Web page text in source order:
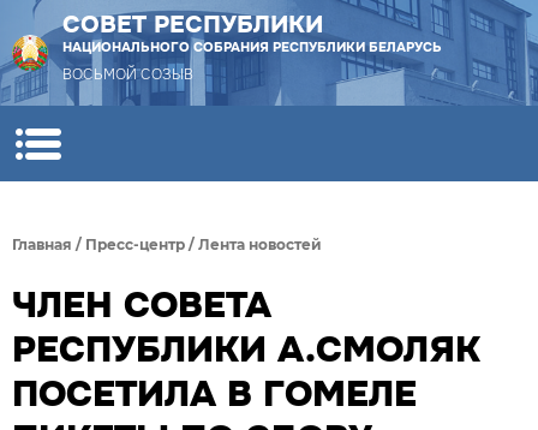
СОВЕТ РЕСПУБЛИКИ
НАЦИОНАЛЬНОГО СОБРАНИЯ РЕСПУБЛИКИ БЕЛАРУСЬ
ВОСЬМОЙ СОЗЫВ
Главная / Пресс-центр / Лента новостей
ЧЛЕН СОВЕТА
РЕСПУБЛИКИ А.СМОЛЯК
ПОСЕТИЛА В ГОМЕЛЕ